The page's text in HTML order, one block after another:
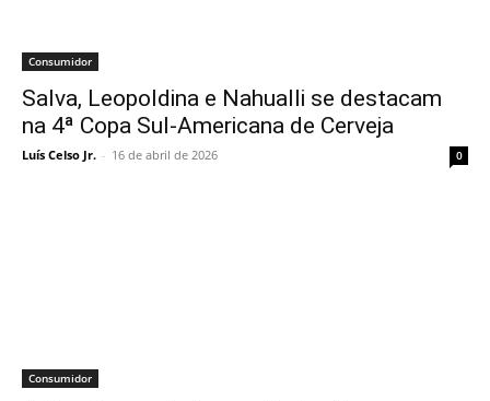
Consumidor
Salva, Leopoldina e Nahualli se destacam
na 4ª Copa Sul-Americana de Cerveja
Luís Celso Jr. - 16 de abril de 2026 0
Consumidor